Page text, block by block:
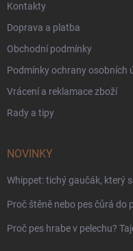
Kontakty
Doprava a platba
Obchodní podmínky
Podmínky ochrany osobních
Vrácení a reklamace zboží
Rady a tipy
NOVINKY
Whippet: tichý gaučák, který
Proč štěně nebo pes čůrá do
Proč pes hrabe v pelechu?